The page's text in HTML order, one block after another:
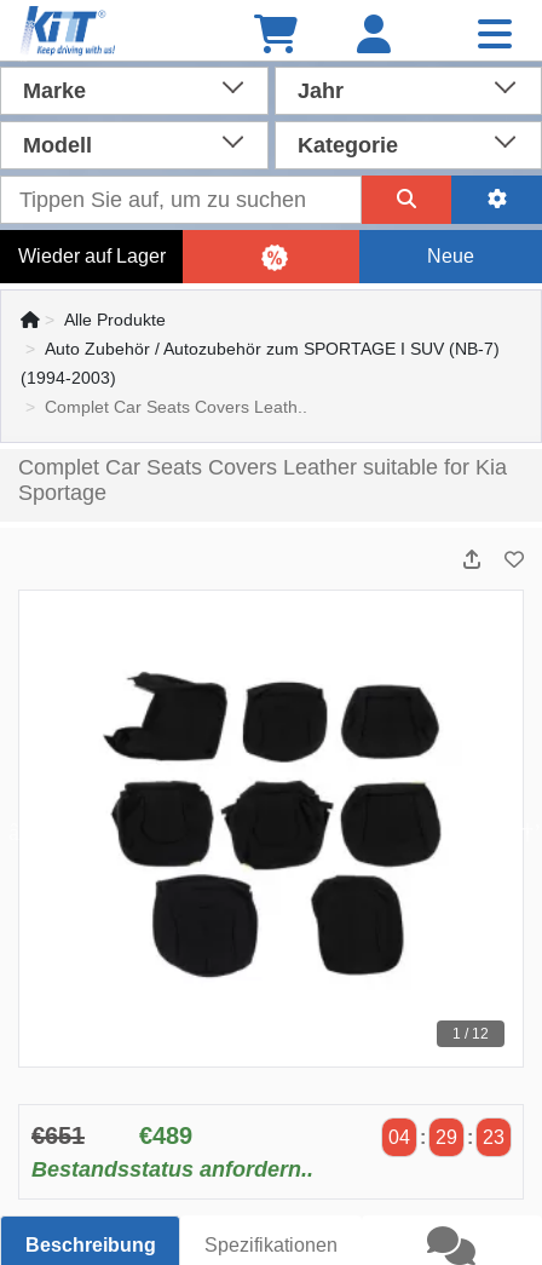
Marke Jahr
Modell Kategorie
Wieder auf Lager Neue
Alle Produkte
Auto Zubehör / Autozubehör zum SPORTAGE I SUV (NB-7)
(1994-2003)
Complet Car Seats Covers Leath..
Complet Car Seats Covers Leather suitable for Kia
Sportage
1 / 12
€651 €489 04 : 29 : 23
Bestandsstatus anfordern..
Beschreibung Spezifikationen